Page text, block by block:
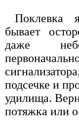
Поклевка
бывает
даже
подсечке и
удилища.
потяжка или